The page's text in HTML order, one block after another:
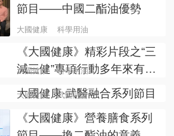
節目——中國二酯油優勢
大國健康 科學用油
《大國健康》精彩片段之“三
減三健”專項行動多年來有哪
些變化
大國健康 科學用油
大國健康·武醫融合系列節目
大國健康 武醫融合
《大國健康》營養膳食系列